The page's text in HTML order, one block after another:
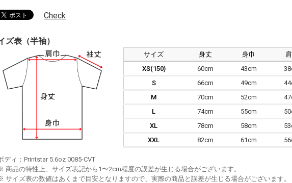
Check
ズ表（半袖）
サイズ 身丈 身巾
XS(150)
60cm 43cm
S
66cm 49cm
M
70cm 52cm
L
74cm 55cm
XL
78cm 58cm
XXL
82cm 61cm
ディ：Printstar 5.6oz 0085-CVT
商品の特性上、サイズ表記から1〜2cm程度の誤差が生じる場合がございます。
サイズ表の数値はあくまで目安となりますので、実際の商品と誤差が生じる場合がございます。